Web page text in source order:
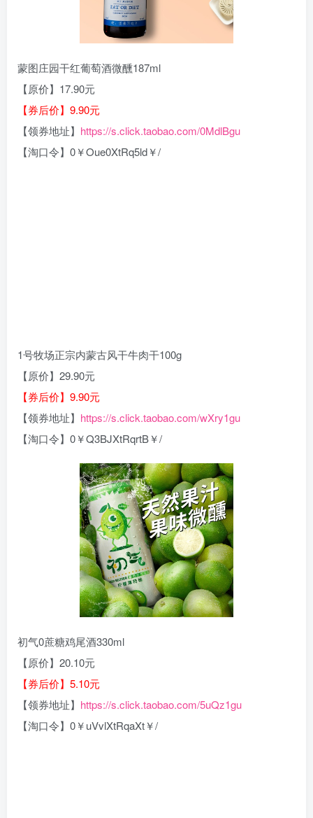
蒙图庄园干红葡萄酒微醺187ml
【原价】17.90元
【券后价】9.90元
【领券地址】 https://s.click.taobao.com/0MdlBgu
【淘口令】0￥Oue0XtRq5ld￥/
1号牧场正宗内蒙古风干牛肉干100g
【原价】29.90元
【券后价】9.90元
【领券地址】 https://s.click.taobao.com/wXry1gu
【淘口令】0￥Q3BJXtRqrtB￥/
初气0蔗糖鸡尾酒330ml
【原价】20.10元
【券后价】5.10元
【领券地址】 https://s.click.taobao.com/5uQz1gu
【淘口令】0￥uVvlXtRqaXt￥/